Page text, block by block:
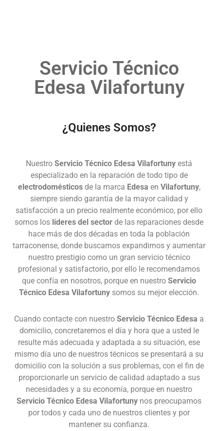
Servicio Técnico
Edesa Vilafortuny
¿Quienes Somos?
Nuestro Servicio Técnico Edesa Vilafortuny está
especializado en la reparación de todo tipo de
electrodomésticosde la marca Edesa en Vilafortuny,
siempre siendo garantía de la mayor calidad y
satisfacción a un precio realmente económico, por ello
somos los líderes del sector de las reparaciones desde
hace más de dos décadas en toda la población
tarraconense, donde buscamos expandirnos y aumentar
nuestro prestigio como un gran servicio técnico
profesional y satisfactorio, por ello le recomendamos
que confía en nosotros, porque en nuestro Servicio
Técnico Edesa Vilafortuny somos su mejor elección.
Cuando contacte con nuestro Servicio Técnico Edesa a
domicilio, concretaremos el día y hora que a usted le
resulte más adecuada y adaptada a su situación, ese
mismo día uno de nuestros técnicos se presentará a su
domicilio con la solución a sus problemas, con el fin de
proporcionarle un servicio de calidad adaptado a sus
necesidades y a su economía, porque en nuestro
Servicio Técnico Edesa Vilafortuny nos preocupamos
por todos y cada uno de nuestros clientes y por
mantener su confianza.